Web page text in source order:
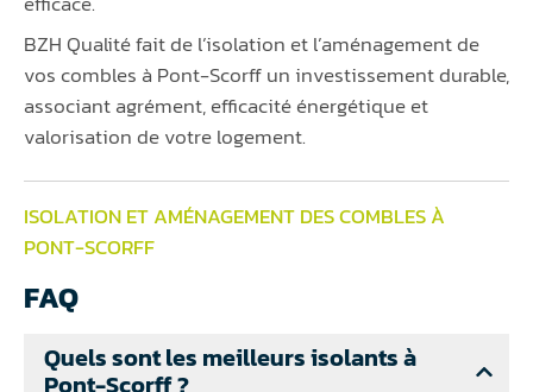
BZH Qualité fait de l’isolation et l’aménagement de
vos combles à Pont-Scorff un investissement durable,
associant agrément, efficacité énergétique et
valorisation de votre logement.
ISOLATION ET AMÉNAGEMENT DES COMBLES À
PONT-SCORFF
FAQ
Quels sont les meilleurs isolants à
Pont-Scorff ?